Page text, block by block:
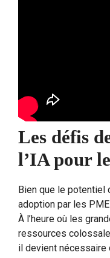
Les défis
l’IA pour
Bien que le potentiel
adoption par les
À l’heure où les
ressources
il devient nécessaire